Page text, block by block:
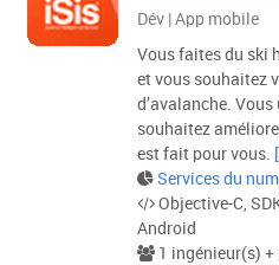
Dév | App mobile
Vous faites du ski
et vous souhaitez
d’avalanche.
souhaitez
est fait pour vous.
Services du
Objective-C,
Android
1 ingénieur(s)